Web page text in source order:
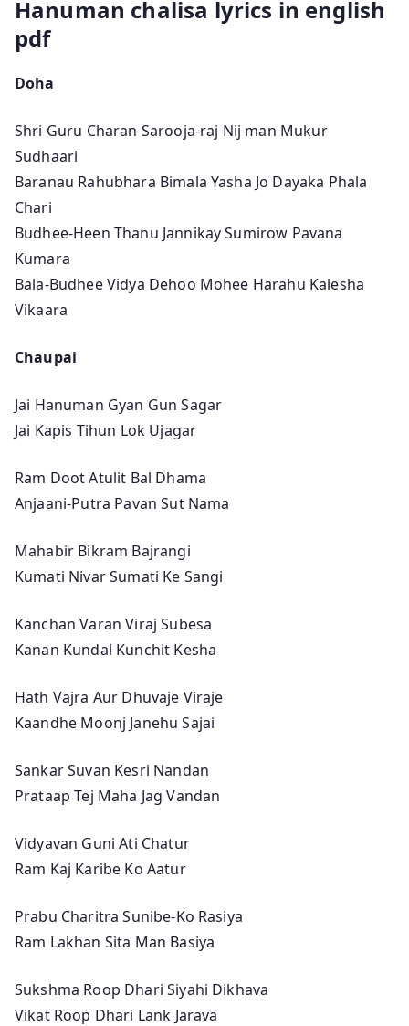
Hanuman chalisa lyrics in english
pdf
Doha
Shri Guru Charan Sarooja-raj Nij man Mukur
Sudhaari
Baranau Rahubhara Bimala Yasha Jo Dayaka Phala
Chari
Budhee-Heen Thanu Jannikay Sumirow Pavana
Kumara
Bala-Budhee Vidya Dehoo Mohee Harahu Kalesha
Vikaara
Chaupai
Jai Hanuman Gyan Gun Sagar
Jai Kapis Tihun Lok Ujagar
Ram Doot Atulit Bal Dhama
Anjaani-Putra Pavan Sut Nama
Mahabir Bikram Bajrangi
Kumati Nivar Sumati Ke Sangi
Kanchan Varan Viraj Subesa
Kanan Kundal Kunchit Kesha
Hath Vajra Aur Dhuvaje Viraje
Kaandhe Moonj Janehu Sajai
Sankar Suvan Kesri Nandan
Prataap Tej Maha Jag Vandan
Vidyavan Guni Ati Chatur
Ram Kaj Karibe Ko Aatur
Prabu Charitra Sunibe-Ko Rasiya
Ram Lakhan Sita Man Basiya
Sukshma Roop Dhari Siyahi Dikhava
Vikat Roop Dhari Lank Jarava